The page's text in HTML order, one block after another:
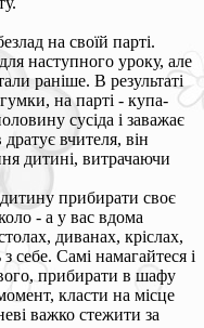
на своїй парті.
наступного уроку, але
раніше. В результаті
на парті - купа-
сусіда і заважає
вчителя, він
дитині, витрачаючи
прибирати своє
- а у вас вдома
диванах, кріслах,
себе. Самі намагайтеся і
прибирати в шафу
класти на місце
важко стежити за